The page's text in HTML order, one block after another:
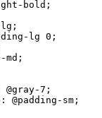
bold;
lg;
lg 0;
7;
sm;